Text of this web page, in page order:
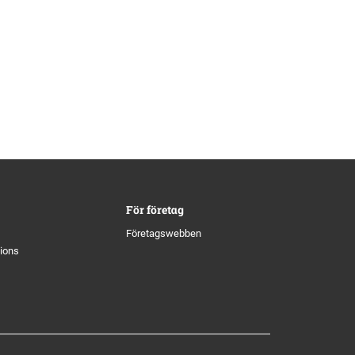
För företag
Företagswebben